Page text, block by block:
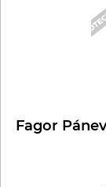
Fagor